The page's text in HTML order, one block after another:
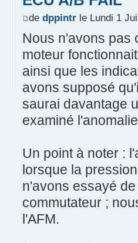
de dppintrle Lundi 1
Nous n'avons pas
moteur
ainsi que les
avons supposé
saurai davantage
examiné
Un point à noter :
lorsque la
n'avons essayé
commutateur ;
l'AFM.